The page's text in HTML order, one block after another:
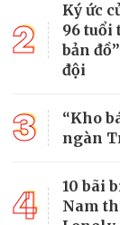
2
Ký ức
96 tuổi
bản
đội
3
“Kho
ngàn
4
10 bãi
Nam